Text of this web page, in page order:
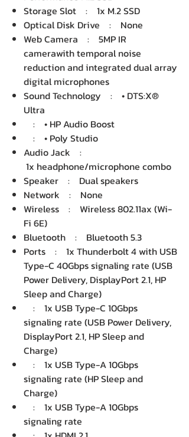
Storage Slot : 1x M.2 SSD
Optical Disk Drive : None
Web Camera : 5MP IR
camerawith temporal noise
reduction and integrated dual array
digital microphones
Sound Technology : • DTS:X®
Ultra
: • HP Audio Boost
: • Poly Studio
Audio Jack :
1x headphone/microphone combo
Speaker : Dual speakers
Network : None
Wireless : Wireless 802.11ax (Wi-
Fi 6E)
Bluetooth : Bluetooth 5.3
Ports : 1x Thunderbolt 4 with USB
Type-C 40Gbps signaling rate (USB
Power Delivery, DisplayPort 2.1, HP
Sleep and Charge)
: 1x USB Type-C 10Gbps
signaling rate (USB Power Delivery,
DisplayPort 2.1, HP Sleep and
Charge)
: 1x USB Type-A 10Gbps
signaling rate (HP Sleep and
Charge)
: 1x USB Type-A 10Gbps
signaling rate